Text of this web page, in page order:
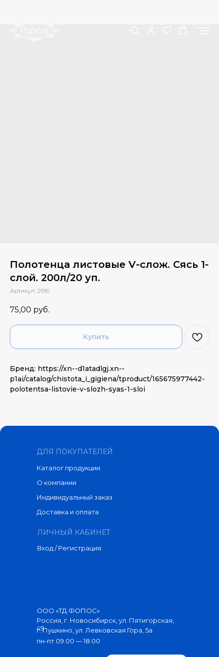
Полотенца листовые V-слож. Сясь 1-
слой. 200л/20 уп.
Артикул: 2916
75,00 руб.
Купить
Бренд: https://xn--d1atadlgj.xn--
p1ai/catalog/chistota_i_gigiena/tproduct/165675977442-
polotentsa-listovie-v-slozh-syas-1-sloi
ДЛЯ ПОКУПАТЕЛЕЙ
Каталог продукции
Доставка и оплата
ЛИЧНЫЙ КАБИНЕТ
Вход / Регистрация
О компании
пн-пт 09.00 — 18.00
Индивидуальный заказ
Россия, г. Новосибирск, ул. Пятигорская,
49
г. Пушкино, ул. Левковская Гора, 5а
ООО «ТД ФОПОС»